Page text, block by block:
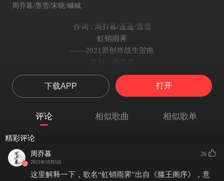
周乔暮/墨雪/宋晓/喊喊
作词 : 周乔暮/遥遥/雪雪
虹销雨霁
——2021原创肖战生贺曲
策划：周乔暮
歌名Spirit：周乔暮（出自《滕王阁序》）
演唱：墨雪/宋晓/翊歌Eason/喊喊
【文案丨顾白】
夕阳落在你身上
逆人潮而上
下载APP 打开
评论 相似歌曲 相似歌单
精彩评论
周乔暮
2021年10月5日
26
这里解释一下，歌名“虹销雨霁”出自《滕王阁序》，意